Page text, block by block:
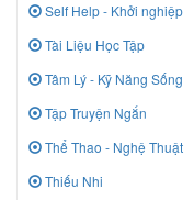
Self Help - Khởi nghiệp
Tài Liệu Học Tập
Tâm Lý - Kỹ Năng Sống
Tập Truyện Ngắn
Thể Thao - Nghệ Thuật
Thiếu Nhi